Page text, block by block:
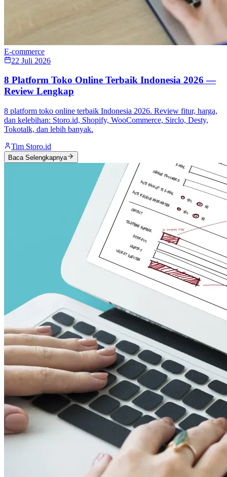
E-commerce
22 Juli 2026
8 Platform Toko Online Terbaik Indonesia 2026 —
Review Lengkap
8 platform toko online terbaik Indonesia 2026. Review fitur, harga,
dan kelebihan: Storo.id, Shopify, WooCommerce, Sirclo, Desty,
Tokotalk, dan lebih banyak.
Tim Storo.id
Baca Selengkapnya